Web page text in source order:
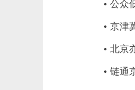
公众
京津
北京
链通